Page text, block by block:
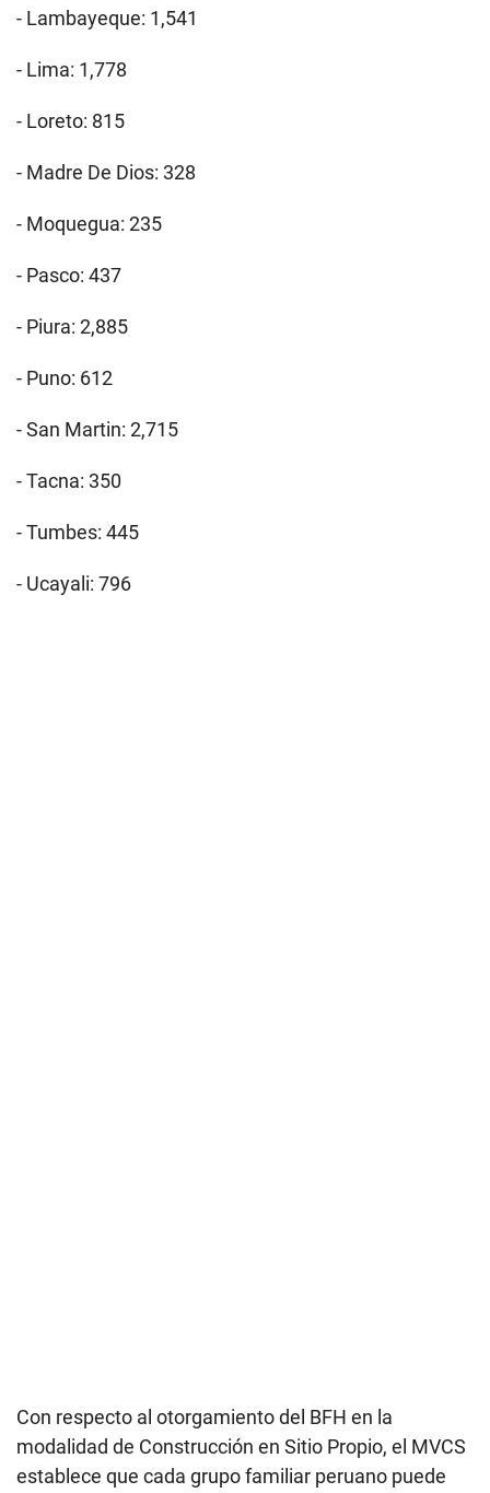
- Lambayeque: 1,541
- Lima: 1,778
- Loreto: 815
- Madre De Dios: 328
- Moquegua: 235
- Pasco: 437
- Piura: 2,885
- Puno: 612
- San Martin: 2,715
- Tacna: 350
- Tumbes: 445
- Ucayali: 796
Con respecto al otorgamiento del BFH en la
modalidad de Construcción en Sitio Propio, el MVCS
establece que cada grupo familiar peruano puede